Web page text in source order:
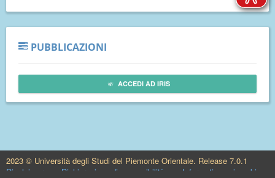
PUBBLICAZIONI
ACCEDI AD IRIS
2023 © Università degli Studi del Piemonte Orientale. Release 7.0.1
Disclaimer
Dichiarazione di accessibilità
Informativa sui cookie